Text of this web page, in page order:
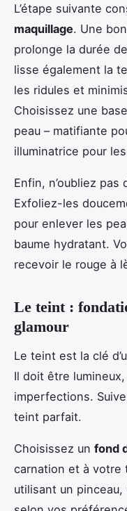
L’étape suivante
maquillage. Une
prolonge la durée
lisse également la
les ridules et
Choisissez une
peau – matifiante
illuminatrice pour
Enfin, n’oubliez
Exfoliez-les
pour enlever les
baume hydratant.
recevoir le rouge à
Le teint :
glamour
Le teint est la clé
Il doit être
imperfections.
teint parfait.
Choisissez un fond
carnation et à votre
utilisant un